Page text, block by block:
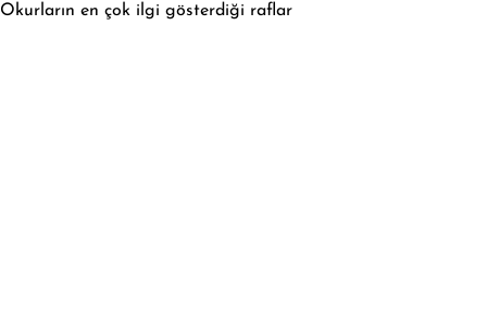
Okurların en çok ilgi gösterdiği raflar